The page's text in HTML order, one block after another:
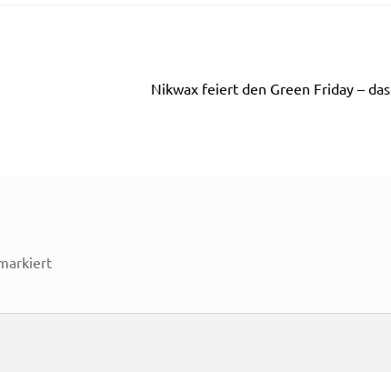
Nächster
Nikwax feiert den Green Friday –